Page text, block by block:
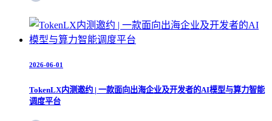
2026-06-01
TokenLX内测邀约 | 一款面向出海企业及开发者的AI模型与算力智能
调度平台